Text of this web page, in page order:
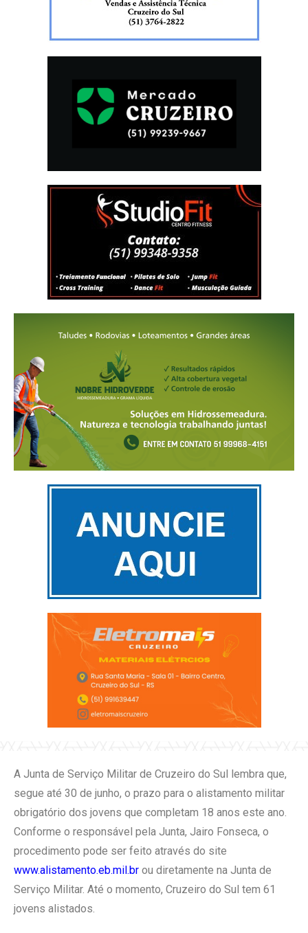
A Junta de Serviço Militar de Cruzeiro do Sul lembra que,
segue até 30 de junho, o prazo para o alistamento militar
obrigatório dos jovens que completam 18 anos este ano.
Conforme o responsável pela Junta, Jairo Fonseca, o
procedimento pode ser feito através do site
www.alistamento.eb.mil.br ou diretamente na Junta de
Serviço Militar. Até o momento, Cruzeiro do Sul tem 61
jovens alistados.